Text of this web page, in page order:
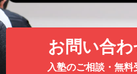
お問い合
入塾のご相談・無